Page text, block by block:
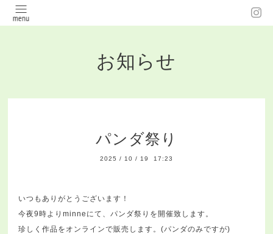
お知らせ
パンダ祭り
2025 / 10 / 19 17:23
いつもありがとうございます！
今夜9時よりminneにて、パンダ祭りを開催致します。
珍しく作品をオンラインで販売します。(パンダのみですが)